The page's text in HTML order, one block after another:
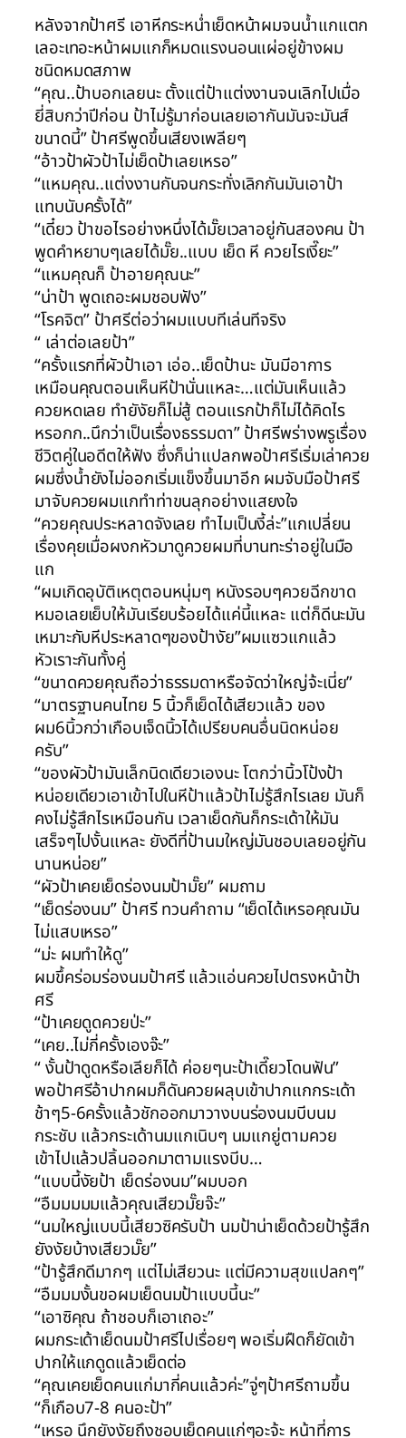
หลังจากป้าศรี เอาหีกระหน่ำเย็ดหน้าผมจนน้ำแกแตก
เลอะเทอะหน้าผมแกก็หมดแรงนอนแผ่อยู่ข้างผม
ชนิดหมดสภาพ
“คุณ..ป้าบอกเลยนะ ตั้งแต่ป้าแต่งงานจนเลิกไปเมื่อ
ยี่สิบกว่าปีก่อน ป้าไม่รู้มาก่อนเลยเอากันมันจะมันส์
ขนาดนี้” ป้าศรีพูดขึ้นเสียงเพลียๆ
“อ้าวป้าผัวป้าไม่เย็ดป้าเลยเหรอ”
“แหมคุณ..แต่งงานกันจนกระทั่งเลิกกันมันเอาป้า
แทบนับครั้งได้”
“เดี๋ยว ป้าขอไรอย่างหนึ่งได้มั๊ยเวลาอยู่กันสองคน ป้า
พูดคำหยาบๆเลยได้มั๊ย..แบบ เย็ด หี ควยไรเงี๊ยะ”
“แหมคุณก็ ป้าอายคุณนะ”
“น่าป้า พูดเถอะผมชอบฟัง”
“โรคจิต” ป้าศรีต่อว่าผมแบบทีเล่นทีจริง
“ เล่าต่อเลยป้า”
“ครั้งแรกที่ผัวป้าเอา เอ่อ..เย็ดป้านะ มันมีอาการ
เหมือนคุณตอนเห็นหีป้านั่นแหละ…แต่มันเห็นแล้ว
ควยหดเลย ทำยังัยก็ไม่สู้ ตอนแรกป้าก็ไม่ได้คิดไร
หรอกก..นึกว่าเป็นเรื่องธรรมดา” ป้าศรีพร่างพรูเรื่อง
ชีวิตคู่ในอดีตให้ฟัง ซึ่งก็น่าแปลกพอป้าศรีเริ่มเล่าควย
ผมซึ่งน้ำยังไม่ออกเริ่มแข็งขึ้นมาอีก ผมจับมือป้าศรี
มาจับควยผมแกทำท่าขนลุกอย่างแสยงใจ
“ควยคุณประหลาดจังเลย ทำไมเป็นงี้ล่ะ”แกเปลี่ยน
เรื่องคุยเมื่อผงกหัวมาดูควยผมที่บานทะร่าอยู่ในมือ
แก
“ผมเกิดอุบัติเหตุตอนหนุ่มๆ หนังรอบๆควยฉีกขาด
หมอเลยเย็บให้มันเรียบร้อยได้แค่นี้แหละ แต่ก็ดีนะมัน
เหมาะกับหีประหลาดๆของป้างัย”ผมแซวแกแล้ว
หัวเราะกันทั้งคู่
“ขนาดควยคุณถือว่าธรรมดาหรือจัดว่าใหญ่จ้ะเนี่ย”
“มาตรฐานคนไทย 5 นิ้วก็เย็ดได้เสียวแล้ว ของ
ผม6นิ้วกว่าเกือบเจ็ดนิ้วได้เปรียบคนอื่นนิดหน่อย
ครับ”
“ของผัวป้ามันเล็กนิดเดียวเองนะ โตกว่านิ้วโป้งป้า
หน่อยเดียวเอาเข้าไปในหีป้าแล้วป้าไม่รู้สึกไรเลย มันก็
คงไม่รู้สึกไรเหมือนกัน เวลาเย็ดกันก็กระเด้าให้มัน
เสร็จๆไปงั้นแหละ ยังดีที่ป้านมใหญ่มันชอบเลยอยู่กัน
นานหน่อย”
“ผัวป้าเคยเย็ดร่องนมป้ามั๊ย” ผมถาม
“เย็ดร่องนม” ป้าศรี ทวนคำถาม “เย็ดได้เหรอคุณมัน
ไม่แสบเหรอ”
“ม่ะ ผมทำให้ดู”
ผมขึ้คร่อมร่องนมป้าศรี แล้วแอ่นควยไปตรงหน้าป้า
ศรี
“ป้าเคยดูดควยป่ะ”
“เคย..ไม่กี่ครั้งเองจ๊ะ”
“ งั้นป้าดูดหรือเลียก็ได้ ค่อยๆนะป้าเดี๊ยวโดนฟัน”
พอป้าศรีอ้าปากผมก็ดันควยผลุบเข้าปากแกกระเด้า
ช้าๆ5-6ครั้งแล้วชักออกมาวางบนร่องนมบีบนม
กระชับ แล้วกระเด้านมแกเนิบๆ นมแกยู่ตามควย
เข้าไปแล้วปลิ้นออกมาตามแรงบีบ…
“แบบนี้งัยป้า เย็ดร่องนม”ผมบอก
“อืมมมมมแล้วคุณเสียวมั๊ยจ๊ะ”
“นมใหญ่แบบนี้เสียวซิครับป้า นมป้าน่าเย็ดด้วยป้ารู้สึก
ยังงัยบ้างเสียวมั๊ย”
“ป้ารู้สึกดีมากๆ แต่ไม่เสียวนะ แต่มีความสุขแปลกๆ”
“อืมมมงั้นขอผมเย็ดนมป้าแบบนี้นะ”
“เอาซิคุณ ถ้าชอบก็เอาเถอะ”
ผมกระเด้าเย็ดนมป้าศรีไปเรื่อยๆ พอเริ่มฝืดก็ยัดเข้า
ปากให้แกดูดแล้วเย็ดต่อ
“คุณเคยเย็ดคนแก่มากี่คนแล้วค่ะ”จู่ๆป้าศรีถามขึ้น
“ก็เกือบ7-8 คนอะป้า”
“เหรอ นึกยังงัยถึงชอบเย็ดคนแก่ๆอะจ้ะ หน้าที่การ